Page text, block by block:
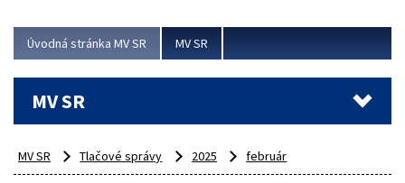
Úvodná stránka MV SR MV SR
MV SR
MV SR Tlačové správy 2025 február